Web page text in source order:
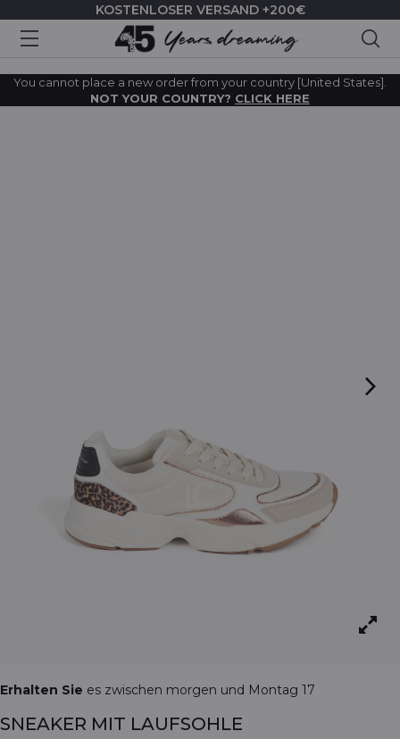
KOSTENLOSER VERSAND +200€
You cannot place a new order from your country [United States].
NOT YOUR COUNTRY? CLICK HERE
Erhalten Sie es zwischen morgen und Montag 17
SNEAKER MIT LAUFSOHLE